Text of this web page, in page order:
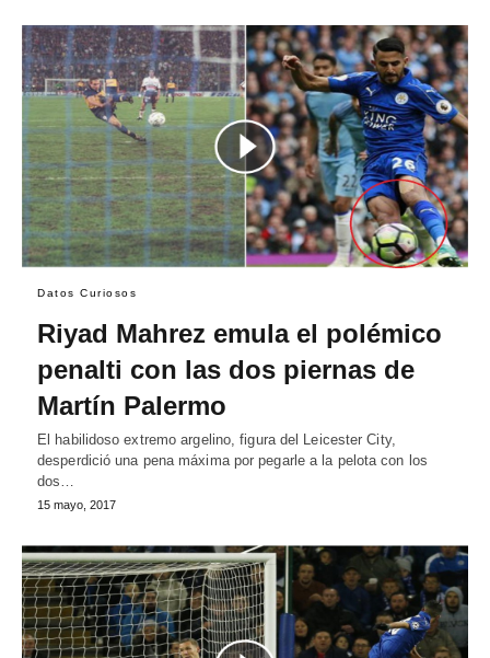
Datos Curiosos
Riyad Mahrez emula el polémico
penalti con las dos piernas de
Martín Palermo
El habilidoso extremo argelino, figura del Leicester City,
desperdició una pena máxima por pegarle a la pelota con los
dos…
15 mayo, 2017